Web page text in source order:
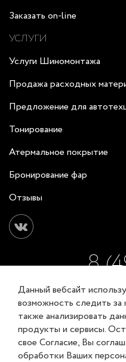
Данный вебсайт
возможность следить за
также анализировать
продукты и сервисы.
свое Согласие, Вы
обработки Ваших
Заказать on-line
УСЛУГИ
Услуги Шиномонтажа
Продажа расходных
Предложение для
Тонирование
Атермальное покрытие
Бронирование фар
Отзывы
8
Соглашение об